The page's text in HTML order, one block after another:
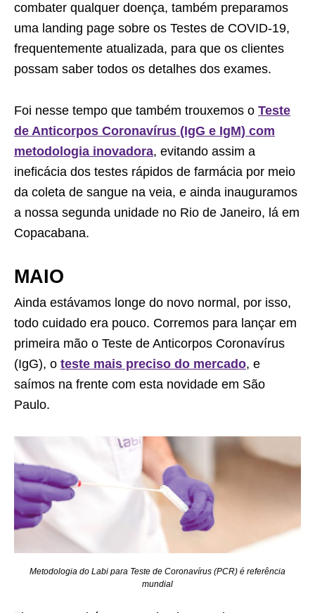
combater qualquer doença, também preparamos
uma landing page sobre os Testes de COVID-19,
frequentemente atualizada, para que os clientes
possam saber todos os detalhes dos exames.
Foi nesse tempo que também trouxemos o Teste
de Anticorpos Coronavírus (IgG e IgM) com
metodologia inovadora, evitando assim a
ineficácia dos testes rápidos de farmácia por meio
da coleta de sangue na veia, e ainda inauguramos
a nossa segunda unidade no Rio de Janeiro, lá em
Copacabana.
MAIO
Ainda estávamos longe do novo normal, por isso,
todo cuidado era pouco. Corremos para lançar em
primeira mão o Teste de Anticorpos Coronavírus
(IgG), o teste mais preciso do mercado, e
saímos na frente com esta novidade em São
Paulo.
Metodologia do Labi para Teste de Coronavírus (PCR) é referência
mundial